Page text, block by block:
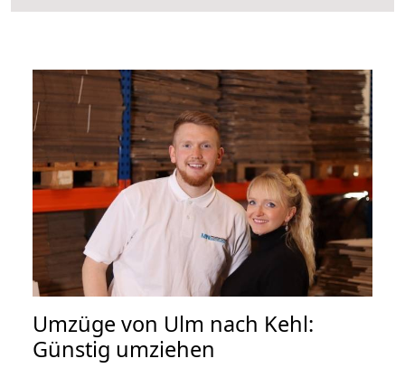
Umzüge von Ulm nach Kehl:
Günstig umziehen